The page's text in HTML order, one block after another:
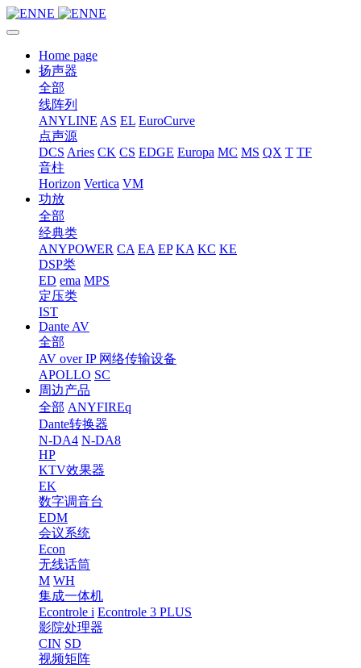
Home page
扬声器
全部
线阵列
ANYLINE AS EL EuroCurve
点声源
DCS Aries CK CS EDGE Europa MC MS QX T TF
音柱
Horizon Vertica VM
功放
全部
经典类
ANYPOWER CA EA EP KA KC KE
DSP类
ED ema MPS
定压类
IST
Dante AV
全部
AV over IP 网络传输设备
APOLLO SC
周边产品
全部 ANYFIREq
Dante转换器
N-DA4 N-DA8
HP
KTV效果器
EK
数字调音台
EDM
会议系统
Econ
无线话筒
M WH
集成一体机
Econtrole i Econtrole 3 PLUS
影院处理器
CIN SD
视频矩阵